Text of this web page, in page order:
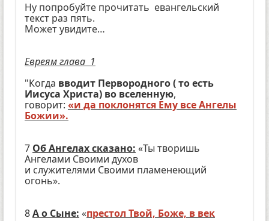
Ну попробуйте прочитать евангельский
текст раз пять.
Может увидите…
Евреям глава 1
"Когда вводит Первородного ( то есть
Иисуса Христа) во вселенную,
говорит: «и да поклонятся Ему все Ангелы
Божии».
7 Об Ангелах сказано: «Ты творишь
Ангелами Своими духов
и служителями Своими пламенеющий
огонь».
8А о Сыне: «престол Твой, Боже, в век